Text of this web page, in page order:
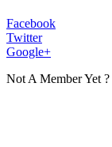
Facebook
Twitter
Google+
Not A Member Yet ?